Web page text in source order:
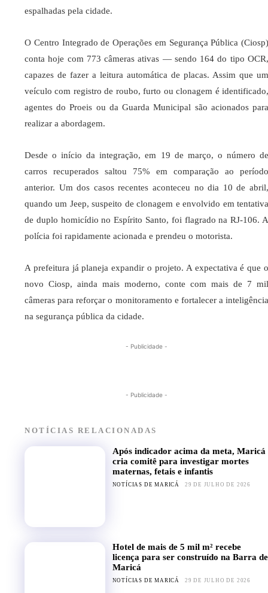
espalhadas pela cidade.
O Centro Integrado de Operações em Segurança Pública (Ciosp)
conta hoje com 773 câmeras ativas — sendo 164 do tipo OCR,
capazes de fazer a leitura automática de placas. Assim que um
veículo com registro de roubo, furto ou clonagem é identificado,
agentes do Proeis ou da Guarda Municipal são acionados para
realizar a abordagem.
Desde o início da integração, em 19 de março, o número de
carros recuperados saltou 75% em comparação ao período
anterior. Um dos casos recentes aconteceu no dia 10 de abril,
quando um Jeep, suspeito de clonagem e envolvido em tentativa
de duplo homicídio no Espírito Santo, foi flagrado na RJ-106. A
polícia foi rapidamente acionada e prendeu o motorista.
A prefeitura já planeja expandir o projeto. A expectativa é que o
novo Ciosp, ainda mais moderno, conte com mais de 7 mil
câmeras para reforçar o monitoramento e fortalecer a inteligência
na segurança pública da cidade.
- Publicidade -
- Publicidade -
NOTÍCIAS RELACIONADAS
Após indicador acima da meta, Maricá
cria comitê para investigar mortes
maternas, fetais e infantis
NOTÍCIAS DE MARICÁ 29 DE JULHO DE 2026
Hotel de mais de 5 mil m² recebe
licença para ser construído na Barra de
Maricá
NOTÍCIAS DE MARICÁ 29 DE JULHO DE 2026